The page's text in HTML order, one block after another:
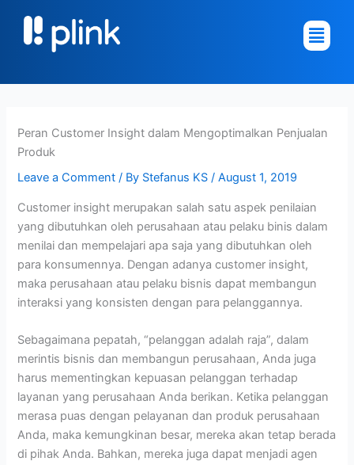
content
Main
Menu
Peran Customer Insight dalam Mengoptimalkan Penjualan
Produk
Leave a Comment / By Stefanus KS/August 1, 2019
Customer insight merupakan salah satu aspek penilaian
yang dibutuhkan oleh perusahaan atau pelaku binis dalam
menilai dan mempelajari apa saja yang dibutuhkan oleh
para konsumennya. Dengan adanya customer insight,
maka perusahaan atau pelaku bisnis dapat membangun
interaksi yang konsisten dengan para pelanggannya.
Sebagaimana pepatah, “pelanggan adalah raja”, dalam
merintis bisnis dan membangun perusahaan, Anda juga
harus mementingkan kepuasan pelanggan terhadap
layanan yang perusahaan Anda berikan. Ketika pelanggan
merasa puas dengan pelayanan dan produk perusahaan
Anda, maka kemungkinan besar, mereka akan tetap berada
di pihak Anda. Bahkan, mereka juga dapat menjadi agen